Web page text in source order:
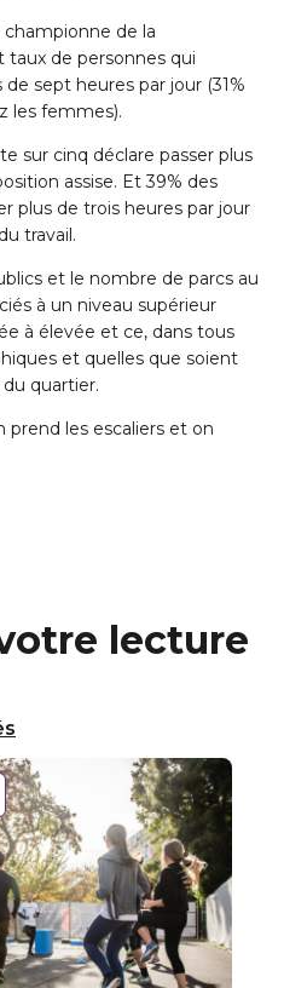
championne de la
taux de personnes qui
sept heures par jour (31%
les femmes).
sur cinq déclare passer plus
assise. Et 39% des
plus de trois heures par jour
travail.
et le nombre de parcs au
à un niveau supérieur
à élevée et ce, dans tous
et quelles que soient
quartier.
prend les escaliers et on
lecture